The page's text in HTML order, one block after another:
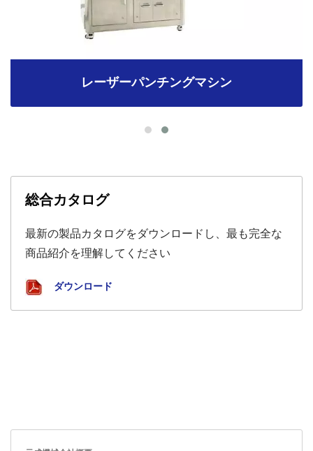
レーザーパンチングマシン
総合カタログ
最新の製品カタログをダウンロードし、最も完全な
商品紹介を理解してください
ダウンロード